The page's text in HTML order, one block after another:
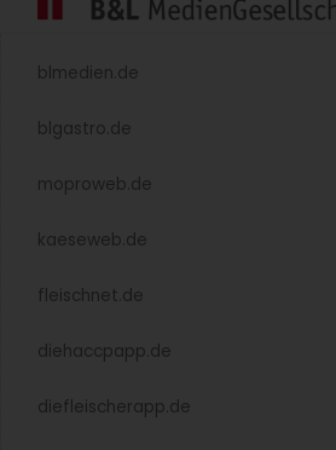
Wettbewerb
gestartet
innovative Gastronomiekonzepte
2025....